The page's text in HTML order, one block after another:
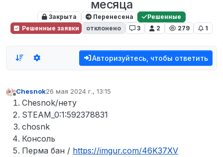
месяца
Закрыта Перенесена
Решенные
Решенные заявки
отклонено 3 2 279 1
Авторизуйтесь, чтобы ответить
Не в сети
Chesnok26 мая 2024 г., 13:15
отредактировано
Chesnok/нету
STEAM_0:1:592378831
chosnk
Консоль
Перма бан / https://imgur.com/46K37XV